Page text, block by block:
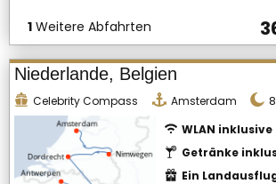
1 Weitere Abfahrten
Niederlande, Belgien
Celebrity Compass Amsterdam 8
WLAN inklusive
Getränke
Ein